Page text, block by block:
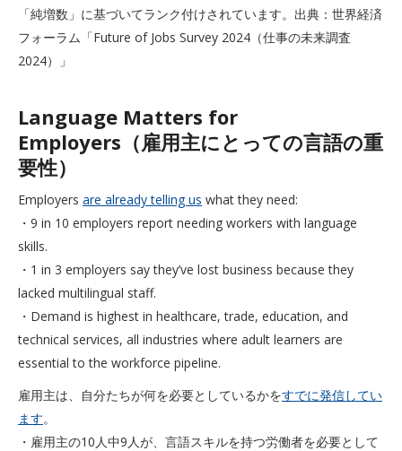
「純増数」に基づいてランク付けされています。出典：世界経済
フォーラム「Future of Jobs Survey 2024（仕事の未来調査
2024）」
Language Matters for
Employers（雇用主にとっての言語の重
要性）
Employers are already telling us what they need:
・9 in 10 employers report needing workers with language
skills.
・1 in 3 employers say they’ve lost business because they
lacked multilingual staff.
・Demand is highest in healthcare, trade, education, and
technical services, all industries where adult learners are
essential to the workforce pipeline.
雇用主は、自分たちが何を必要としているかをすでに発信してい
ます。
・雇用主の10人中9人が、言語スキルを持つ労働者を必要として